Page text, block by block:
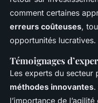
comment certaines
erreurs coûteuses,
opportunités lucratives.
Témoignages
Les experts du secteur
méthodes innovantes.
l’importance de l’agilité